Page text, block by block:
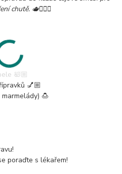
chutě. 🫖💆🏼‍♀️
🛀🏼
💅🏼
🍮
poraďte s lékařem!